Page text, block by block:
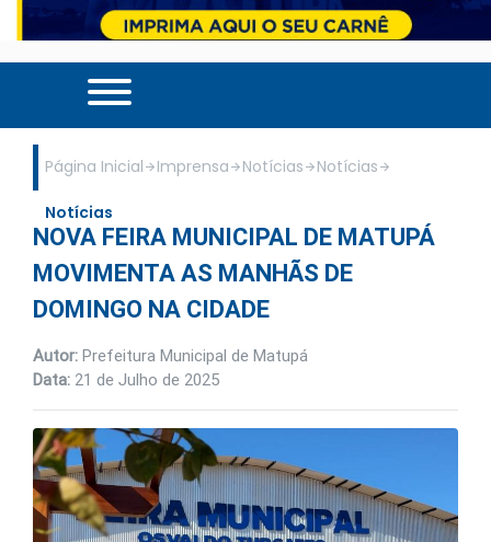
Página Inicial Imprensa Notícias Notícias
Notícias
NOVA FEIRA MUNICIPAL DE MATUPÁ
MOVIMENTA AS MANHÃS DE
DOMINGO NA CIDADE
Autor: Prefeitura Municipal de Matupá
Data: 21 de Julho de 2025